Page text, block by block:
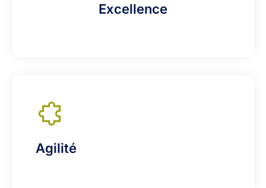
Excellence
Agilité